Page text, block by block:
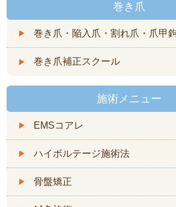
巻き爪
巻き爪・陥入爪・割れ爪・爪甲
巻き爪補正スクール
施術メニュー
EMSコアレ
ハイボルテージ施術法
骨盤矯正